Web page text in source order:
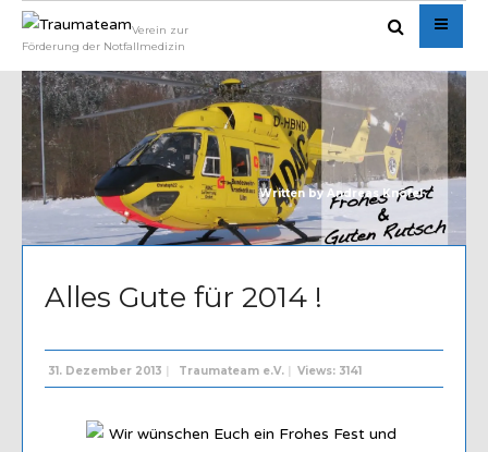
Verein zur
Förderung der Notfallmedizin
Written by Andreas Knöfel
Alles Gute für 2014 !
31. Dezember 2013 Traumateam e.V. Views: 3141